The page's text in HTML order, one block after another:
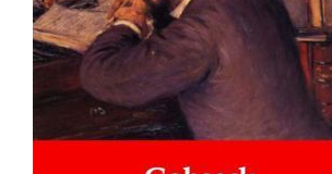
AJOUTER AU PANIER / DÉTAILS